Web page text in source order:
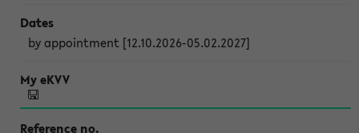
by appointment [12.10.2026-05.02.2027]